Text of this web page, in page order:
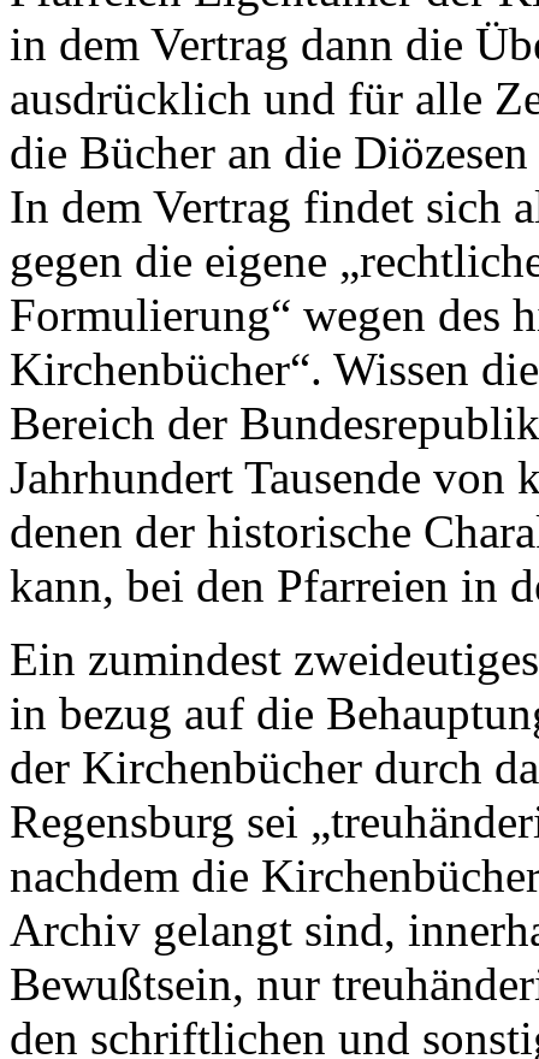
in dem Vertrag dann die
ausdrücklich und für alle
die Bücher an die
In dem Vertrag findet sich
gegen die eigene
Formulierung“ wegen des
Kirchenbücher“. Wissen
Bereich der
Jahrhundert Tausende von
denen der historische
kann, bei den Pfarreien in
Ein zumindest
in bezug auf die
der Kirchenbücher durch
Regensburg sei
nachdem die
Archiv gelangt sind,
Bewußtsein, nur
den schriftlichen und